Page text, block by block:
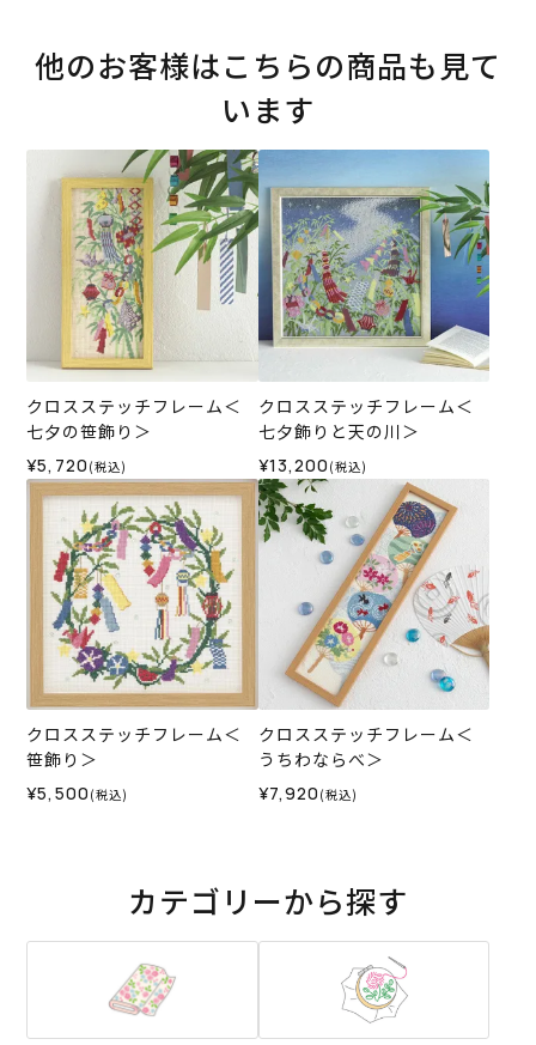
他のお客様はこちらの商品も見て
います
クロスステッチフレーム＜
七夕の笹飾り＞
¥5,720 (税込)
クロスステッチフレーム＜
七夕飾りと天の川＞
¥13,200 (税込)
クロスステッチフレーム＜
笹飾り＞
¥5,500 (税込)
クロスステッチフレーム＜
うちわならべ＞
¥7,920 (税込)
カテゴリーから探す